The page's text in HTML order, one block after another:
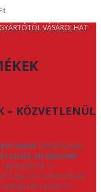
VÁSÁROLHAT
– KÖZVETLENÜL
SZEREPELNEK,
MI MAGUNK
A
ÍGY GARANTÁLNI
SZABOTT